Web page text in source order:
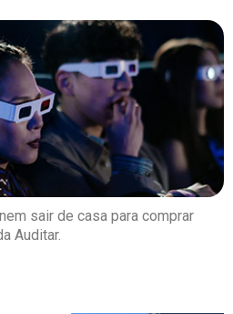
sair de casa para comprar
Auditar.